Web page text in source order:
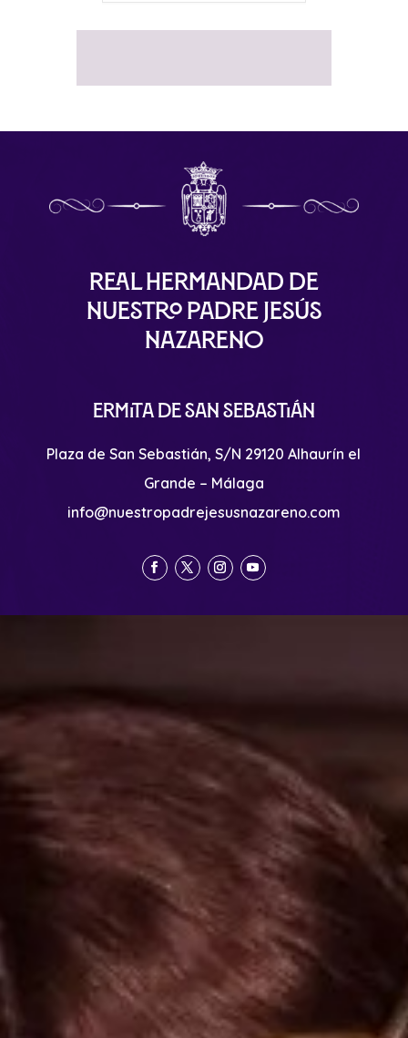
Real Hermandad de
Nuestro Padre Jesús
Nazareno
Ermita de San Sebastián
Plaza de San Sebastián, S/N 29120 Alhaurín el
Grande – Málaga
info@nuestropadrejesusnazareno.com